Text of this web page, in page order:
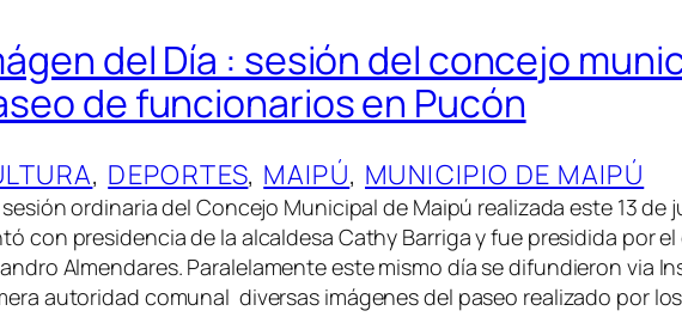
del Día : sesión del concejo
de funcionarios en Pucón
, DEPORTES, MAIPÚ, MUNICIPIO DE MAIPÚ
sesión ordinaria del Concejo Municipal de Maipú realizada este 13 de
con presidencia de la alcaldesa Cathy Barriga y fue presidida por
Almendares. Paralelamente este mismo día se difundieron via
autoridad comunal diversas imágenes del paseo realizado por